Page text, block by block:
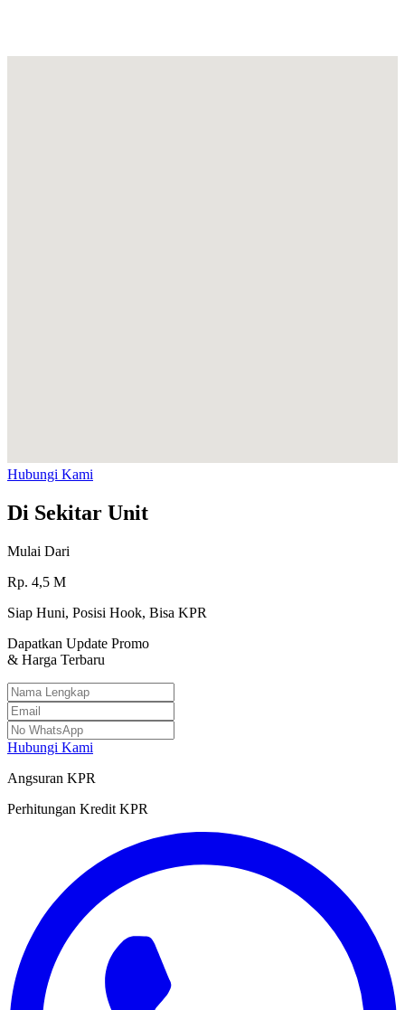
Hubungi Kami
Di Sekitar Unit
Mulai Dari
Rp. 4,5 M
Siap Huni, Posisi Hook, Bisa KPR
Dapatkan Update Promo
& Harga Terbaru
Hubungi Kami
Angsuran KPR
Perhitungan Kredit KPR